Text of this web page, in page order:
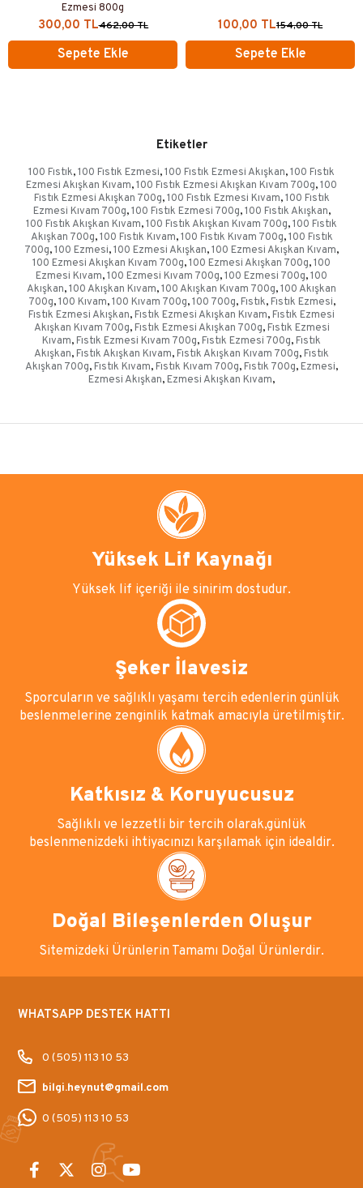
Ezmesi 800g
300,00 TL462,00 TL
Sepete Ekle
100,00 TL154,00 TL
Sepete Ekle
Etiketler
100 Fıstık,100 Fıstık Ezmesi,100 Fıstık Ezmesi Akışkan,100 Fıstık
Ezmesi Akışkan Kıvam,100 Fıstık Ezmesi Akışkan Kıvam 700g,100
Fıstık Ezmesi Akışkan 700g, 100 Fıstık Ezmesi Kıvam, 100 Fıstık
Ezmesi Kıvam 700g, 100 Fıstık Ezmesi 700g, 100 Fıstık Akışkan,
100 Fıstık Akışkan Kıvam,100 Fıstık Akışkan Kıvam 700g,100 Fıstık
Akışkan 700g, 100 Fıstık Kıvam, 100 Fıstık Kıvam 700g, 100 Fıstık
700g,100 Ezmesi,100 Ezmesi Akışkan,100 Ezmesi Akışkan Kıvam,
100 Ezmesi Akışkan Kıvam 700g,100 Ezmesi Akışkan 700g,100
Ezmesi Kıvam,100 Ezmesi Kıvam 700g,100 Ezmesi 700g,100
Akışkan,100 Akışkan Kıvam,100 Akışkan Kıvam 700g,100 Akışkan
700g, 100 Kıvam, 100 Kıvam 700g, 100 700g, Fıstık, Fıstık Ezmesi,
Fıstık Ezmesi Akışkan,Fıstık Ezmesi Akışkan Kıvam,Fıstık Ezmesi
Akışkan Kıvam 700g, Fıstık Ezmesi Akışkan 700g, Fıstık Ezmesi
Kıvam,Fıstık Ezmesi Kıvam 700g,Fıstık Ezmesi 700g,Fıstık
Akışkan,Fıstık Akışkan Kıvam,Fıstık Akışkan Kıvam 700g,Fıstık
Akışkan 700g,Fıstık Kıvam,Fıstık Kıvam 700g,Fıstık 700g,Ezmesi,
Ezmesi Akışkan,Ezmesi Akışkan Kıvam,
Yüksek Lif Kaynağı
Yüksek lif içeriği ile sinirim dostudur.
Şeker İlavesiz
Sporcuların ve sağlıklı yaşamı tercih edenlerin günlük
beslenmelerine zenginlik katmak amacıyla üretilmiştir.
Katkısız & Koruyucusuz
Sağlıklı ve lezzetli bir tercih olarak,günlük
beslenmenizdeki ihtiyacınızı karşılamak için idealdir.
Doğal Bileşenlerden Oluşur
Sitemizdeki Ürünlerin Tamamı Doğal Ürünlerdir.
WHATSAPP DESTEK HATTI
0 (505) 113 10 53
bilgi.heynut@gmail.com
0 (505) 113 10 53